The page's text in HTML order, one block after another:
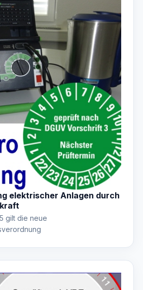
elektrischer Anlagen durch
gilt die neue